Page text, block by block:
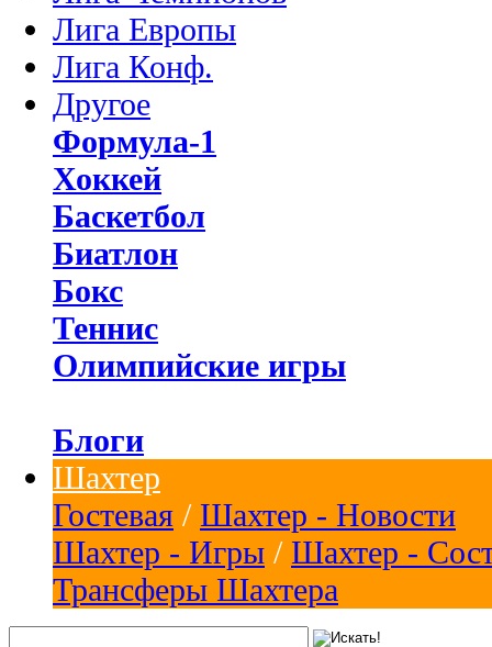
Лига Европы
Лига Конф.
Другое
Формула-1
Хоккей
Баскетбол
Биатлон
Бокс
Теннис
Олимпийские игры
Блоги
Шахтер
Гостевая / Шахтер - Новости
Шахтер - Игры / Шахтер -
Трансферы Шахтера